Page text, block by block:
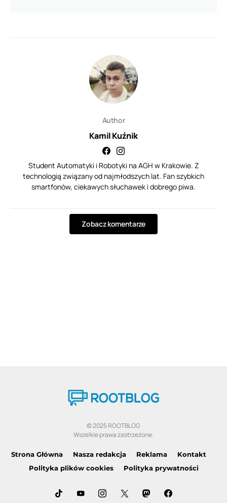
Author
Kamil Kuźnik
Student Automatyki i Robotyki na AGH w Krakowie. Z
technologią związany od najmłodszych lat. Fan szybkich
smartfonów, ciekawych słuchawek i dobrego piwa.
Zobacz komentarze
© 2025 ROOTBLOG
Wszelkie prawa zastrzeżone.
Strona Główna Nasza redakcja Reklama
Kontakt
Polityka plików cookies
Polityka prywatności